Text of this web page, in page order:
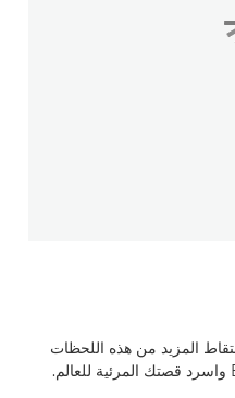
المزيد من هذه اللحظات